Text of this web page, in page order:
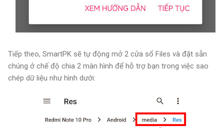
Tiếp theo, SmartPK sẽ tự động mở 2 cửa sổ Files và đặt sẵn
chúng ở chế độ chia 2 màn hình để hỗ trợ bạn trong việc sao
chép dữ liệu như hình dưới: